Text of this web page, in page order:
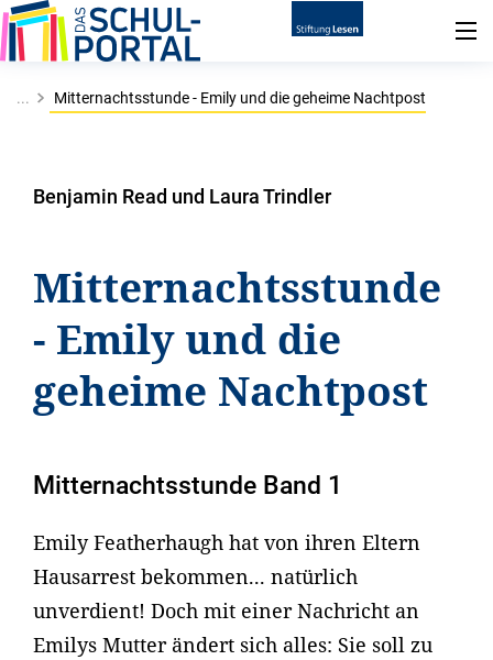
... Mitternachtsstunde - Emily und die geheime Nachtpost
Benjamin Read und Laura Trindler
Mitternachtsstunde
- Emily und die
geheime Nachtpost
Mitternachtsstunde Band 1
Emily Featherhaugh hat von ihren Eltern
Hausarrest bekommen... natürlich
unverdient! Doch mit einer Nachricht an
Emilys Mutter ändert sich alles: Sie soll zu